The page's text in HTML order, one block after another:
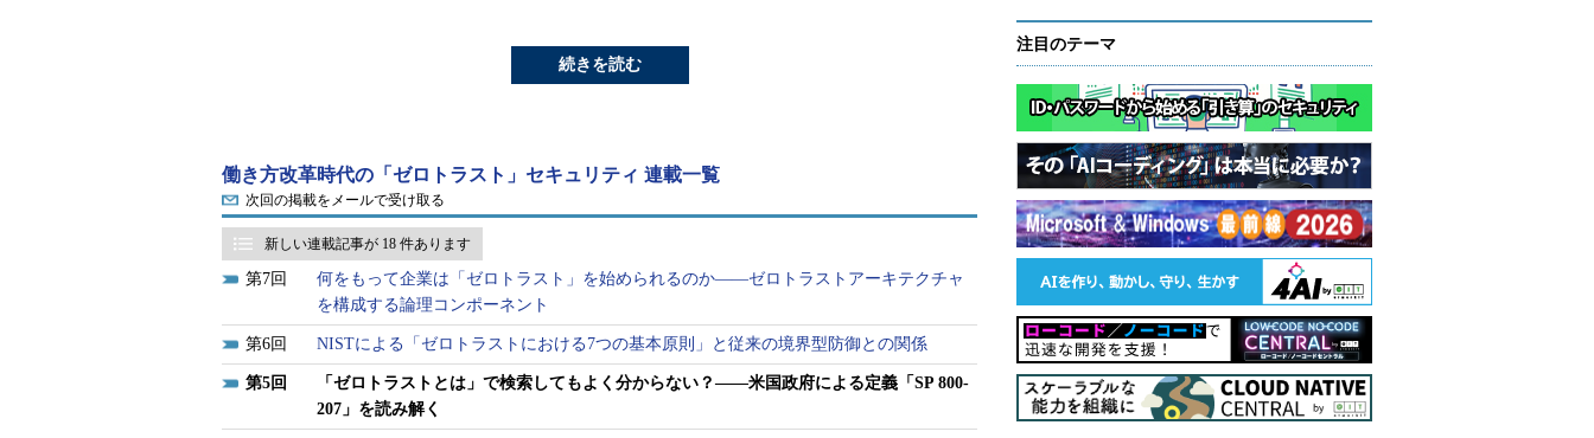
続きを読む
働き方改革時代の「ゼロトラスト」セキュリティ 連載一覧
次回の掲載をメールで受け取る
新しい連載記事が 18 件あります
7
何をもって企業は「ゼロトラスト」を始められるのか――ゼロトラストアーキテクチャ
を構成する論理コンポーネント
6 NISTによる「ゼロトラストにおける7つの基本原則」と従来の境界型防御との関係
5
「ゼロトラストとは」で検索してもよく分からない？――米国政府による定義「SP 800-
207」を読み解く
注目のテーマ